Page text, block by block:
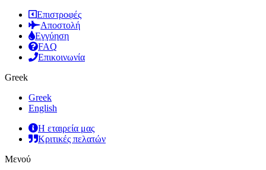
Επιστροφές
Αποστολή
Εγγύηση
FAQ
Επικοινωνία
Greek
Greek
English
Η εταιρεία μας
Κριτικές πελατών
Μενού